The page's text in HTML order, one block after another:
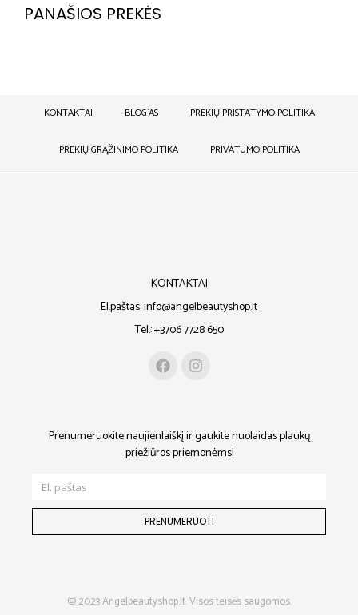
PANAŠIOS PREKĖS
KONTAKTAI BLOG`AS PREKIŲ PRISTATYMO POLITIKA
PREKIŲ GRĄŽINIMO POLITIKA PRIVATUMO POLITIKA
KONTAKTAI
El.paštas: info@angelbeautyshop.lt
Tel.: +3706 7728 650
Prenumeruokite naujienlaiškį ir gaukite nuolaidas plaukų
priežiūros priemonėms!
PRENUMERUOTI
© 2023 Angelbeautyshop.lt. Visos teisės saugomos.